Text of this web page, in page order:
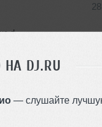
DJ.RU
— слушайте
mix)
7.9 MB, 320